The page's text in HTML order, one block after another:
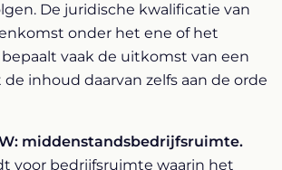
De juridische kwalificatie van
onder het ene of het
vaak de uitkomst van een
inhoud daarvan zelfs aan de orde
middenstandsbedrijfsruimte.
voor bedrijfsruimte waarin het